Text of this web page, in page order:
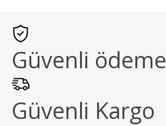
Güvenli ödeme
Güvenli Kargo